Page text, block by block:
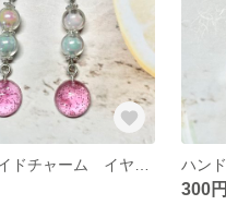
300円